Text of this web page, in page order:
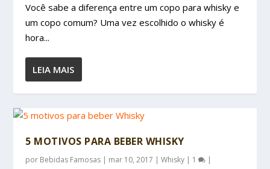
Você sabe a diferença entre um copo para whisky e
um copo comum? Uma vez escolhido o whisky é
hora...
LEIA MAIS
5 MOTIVOS PARA BEBER WHISKY
por Bebidas Famosas | mar 10, 2017 |Whisky | 1 |